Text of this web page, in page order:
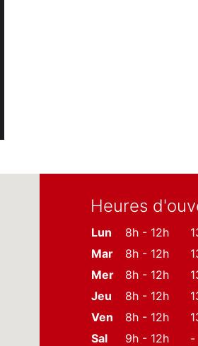
Heures
Lun 8h - 12h
Mar
8h - 12h
Mer
8h - 12h
Jeu
8h - 12h
Ven
8h - 12h
Sal
9h - 12h
-